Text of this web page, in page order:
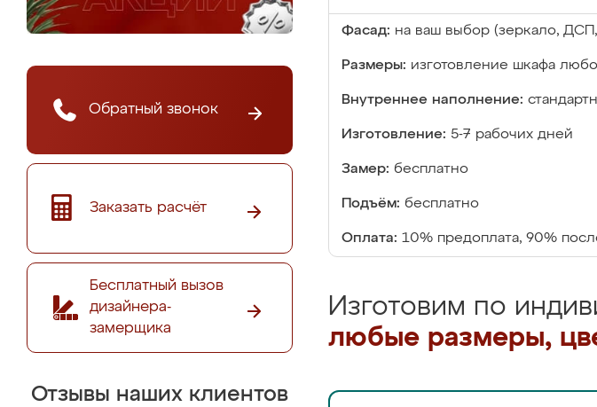
Обратный звонок
Заказать расчёт
Бесплатный вызов
дизайнера-
замерщика
Отзывы наших клиентов
Фасад: на ваш выбор (зеркало,
Размеры: изготовление шкафа
Внутреннее наполнение:
Изготовление: 5-7 рабочих дней
Замер: бесплатно
Подъём: бесплатно
Оплата: 10% предоплата, 90%
Изготовим по
любые размеры,